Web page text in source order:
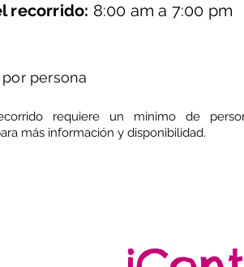
recorrido: 8:00 am a 7:00 pm
por persona
requiere un minimo de
más información y disponibilidad.